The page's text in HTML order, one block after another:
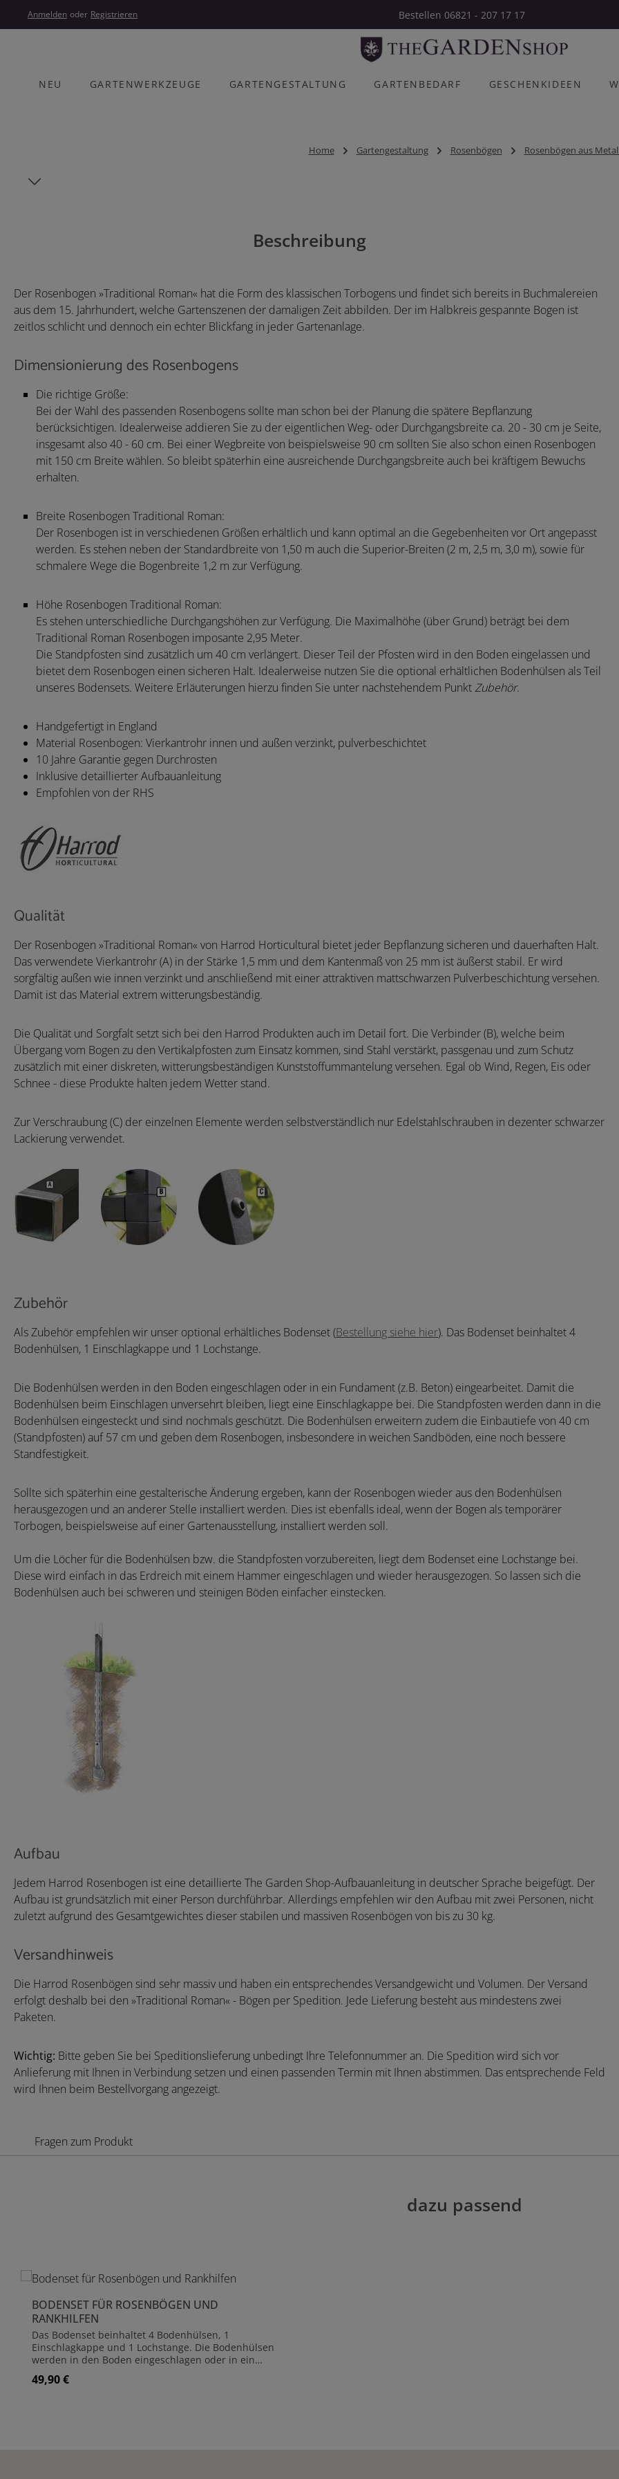
Hauptinhalt springen
Zur Hauptnavigation springen
Anmelden oder Registrieren Bestellen 06821 - 207 17 17
NEU GARTENWERKZEUGE GARTENGESTALTUNG GARTENBEDARF GESCHENKIDEEN
Home Gartengestaltung Rosenbögen Rosenbögen aus Metall
Bildergalerie überspringen
Beschreibung
Der Rosenbogen »Traditional Roman« hat die Form des klassischen Torbogens und findet sich bereits in Buchmalereien
aus dem 15. Jahrhundert, welche Gartenszenen der damaligen Zeit abbilden. Der im Halbkreis gespannte Bogen ist
zeitlos schlicht und dennoch ein echter Blickfang in jeder Gartenanlage.
Dimensionierung des Rosenbogens
Die richtige Größe:
Bei der Wahl des passenden Rosenbogens sollte man schon bei der Planung die spätere Bepflanzung
berücksichtigen. Idealerweise addieren Sie zu der eigentlichen Weg- oder Durchgangsbreite ca. 20 - 30 cm je Seite,
insgesamt also 40 - 60 cm. Bei einer Wegbreite von beispielsweise 90 cm sollten Sie also schon einen Rosenbogen
mit 150 cm Breite wählen. So bleibt späterhin eine ausreichende Durchgangsbreite auch bei kräftigem Bewuchs
erhalten.
Breite Rosenbogen Traditional Roman:
Der Rosenbogen ist in verschiedenen Größen erhältlich und kann optimal an die Gegebenheiten vor Ort angepasst
werden. Es stehen neben der Standardbreite von 1,50 m auch die Superior-Breiten (2 m, 2,5 m, 3,0 m), sowie für
schmalere Wege die Bogenbreite 1,2 m zur Verfügung.
Höhe Rosenbogen Traditional Roman:
Es stehen unterschiedliche Durchgangshöhen zur Verfügung. Die Maximalhöhe (über Grund) beträgt bei dem
Traditional Roman Rosenbogen imposante 2,95 Meter.
Die Standpfosten sind zusätzlich um 40 cm verlängert. Dieser Teil der Pfosten wird in den Boden eingelassen und
bietet dem Rosenbogen einen sicheren Halt. Idealerweise nutzen Sie die optional erhältlichen Bodenhülsen als Teil
unseres Bodensets. Weitere Erläuterungen hierzu finden Sie unter nachstehendem PunktZubehör.
Handgefertigt in England
Material Rosenbogen: Vierkantrohr innen und außen verzinkt, pulverbeschichtet
10 Jahre Garantie gegen Durchrosten
Inklusive detaillierter Aufbauanleitung
Empfohlen von der RHS
Qualität
Der Rosenbogen »Traditional Roman« von Harrod Horticultural bietet jeder Bepflanzung sicheren und dauerhaften Halt.
Das verwendete Vierkantrohr (A) in der Stärke 1,5 mm und dem Kantenmaß von 25 mm ist äußerst stabil. Er wird
sorgfältig außen wie innen verzinkt und anschließend mit einer attraktiven mattschwarzen Pulverbeschichtung versehen.
Damit ist das Material extrem witterungsbeständig.
Die Qualität und Sorgfalt setzt sich bei den Harrod Produkten auch im Detail fort. Die Verbinder (B), welche beim
Übergang vom Bogen zu den Vertikalpfosten zum Einsatz kommen, sind Stahl verstärkt, passgenau und zum Schutz
zusätzlich mit einer diskreten, witterungsbeständigen Kunststoffummantelung versehen. Egal ob Wind, Regen, Eis oder
Schnee - diese Produkte halten jedem Wetter stand.
Zur Verschraubung (C) der einzelnen Elemente werden selbstverständlich nur Edelstahlschrauben in dezenter schwarzer
Lackierung verwendet.
Zubehör
Als Zubehör empfehlen wir unser optional erhältliches Bodenset (Bestellung siehe hier). Das Bodenset beinhaltet 4
Bodenhülsen, 1 Einschlagkappe und 1 Lochstange.
Die Bodenhülsen werden in den Boden eingeschlagen oder in ein Fundament (z.B. Beton) eingearbeitet. Damit die
Bodenhülsen beim Einschlagen unversehrt bleiben, liegt eine Einschlagkappe bei. Die Standpfosten werden dann in die
Bodenhülsen eingesteckt und sind nochmals geschützt. Die Bodenhülsen erweitern zudem die Einbautiefe von 40 cm
(Standpfosten) auf 57 cm und geben dem Rosenbogen, insbesondere in weichen Sandböden, eine noch bessere
Standfestigkeit.
Sollte sich späterhin eine gestalterische Änderung ergeben, kann der Rosenbogen wieder aus den Bodenhülsen
herausgezogen und an anderer Stelle installiert werden. Dies ist ebenfalls ideal, wenn der Bogen als temporärer
Torbogen, beispielsweise auf einer Gartenausstellung, installiert werden soll.
Um die Löcher für die Bodenhülsen bzw. die Standpfosten vorzubereiten, liegt dem Bodenset eine Lochstange bei.
Diese wird einfach in das Erdreich mit einem Hammer eingeschlagen und wieder herausgezogen. So lassen sich die
Bodenhülsen auch bei schweren und steinigen Böden einfacher einstecken.
Aufbau
Jedem Harrod Rosenbogen ist eine detaillierte The Garden Shop-Aufbauanleitung in deutscher Sprache beigefügt. Der
Aufbau ist grundsätzlich mit einer Person durchführbar. Allerdings empfehlen wir den Aufbau mit zwei Personen, nicht
zuletzt aufgrund des Gesamtgewichtes dieser stabilen und massiven Rosenbögen von bis zu 30 kg.
Versandhinweis
Die Harrod Rosenbögen sind sehr massiv und haben ein entsprechendes Versandgewicht und Volumen. Der Versand
erfolgt deshalb bei den »Traditional Roman« - Bögen per Spedition. Jede Lieferung besteht aus mindestens zwei
Paketen.
Wichtig: Bitte geben Sie bei Speditionslieferung unbedingt Ihre Telefonnummer an. Die Spedition wird sich vor
Anlieferung mit Ihnen in Verbindung setzen und einen passenden Termin mit Ihnen abstimmen. Das entsprechende Feld
wird Ihnen beim Bestellvorgang angezeigt.
Fragen zum Produkt
dazu passend
BODENSET FÜR ROSENBÖGEN UND
RANKHILFEN
Das Bodenset beinhaltet 4 Bodenhülsen, 1
Einschlagkappe und 1 Lochstange. Die Bodenhülsen
werden in den Boden eingeschlagen oder in ein
Fundament (z.B. Beton) eingearbeitet. Damit die
Bodenhülsen beim Einschlagen unversehrt bleiben,
Regulärer Preis:
49,90 €